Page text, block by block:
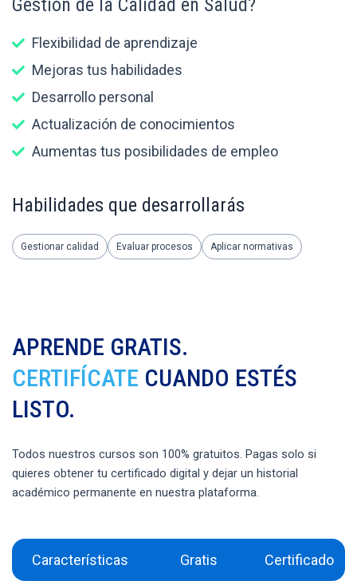
Gestión de la Calidad en Salud?
Flexibilidad de aprendizaje
Mejoras tus habilidades
Desarrollo personal
Actualización de conocimientos
Aumentas tus posibilidades de empleo
Habilidades que desarrollarás
Gestionar calidad Evaluar procesos Aplicar normativas
APRENDE GRATIS.
CERTIFÍCATE CUANDO ESTÉS
LISTO.
Todos nuestros cursos son 100% gratuitos. Pagas solo si
quieres obtener tu certificado digital y dejar un historial
académico permanente en nuestra plataforma.
Características Gratis Certificado